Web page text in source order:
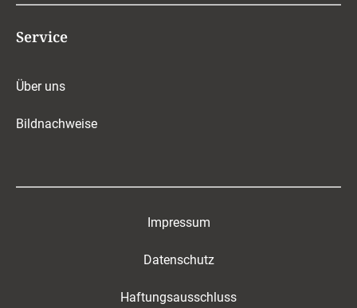
Service
Über uns
Bildnachweise
Impressum
Datenschutz
Haftungsausschluss